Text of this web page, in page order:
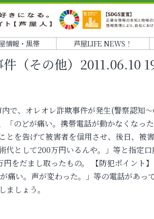
情報・黒帯 芦屋LIFE NEWS！
（その他）2011.06.10
で、オレオレ詐欺事件が発生(警察認知
「のどが痛い。携帯電話が動かなくなっ
とを告げて被害者を信用させ、後日、被
代として200万円いるんや。」等と指定
円をだまし取ったもの。 【防犯ポイント
痛い。声が変わった。」等の電話があっ
ましょう。